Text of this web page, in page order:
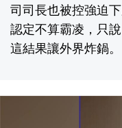
司司長也被控強迫
認定不算霸凌，只
這結果讓外界炸鍋。